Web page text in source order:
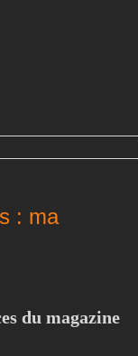
: ma
du magazine